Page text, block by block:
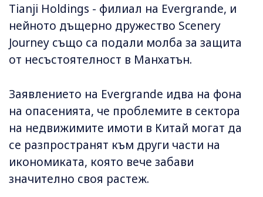
Tianji Holdings - филиал на Evergrande, и
нейното дъщерно дружество Scenery
Journey също са подали молба за защита
от несъстоятелност в Манхатън.
Заявлението на Evergrande идва на фона
на опасенията, че проблемите в сектора
на недвижимите имоти в Китай могат да
се разпространят към други части на
икономиката, която вече забави
значително своя растеж.